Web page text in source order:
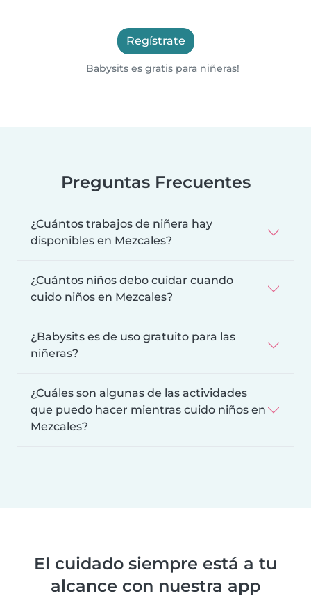
Regístrate
Babysits es gratis para niñeras!
Preguntas Frecuentes
¿Cuántos trabajos de niñera hay
disponibles en Mezcales?
¿Cuántos niños debo cuidar cuando
cuido niños en Mezcales?
¿Babysits es de uso gratuito para las
niñeras?
¿Cuáles son algunas de las actividades
que puedo hacer mientras cuido niños en
Mezcales?
El cuidado siempre está a tu
alcance con nuestra app